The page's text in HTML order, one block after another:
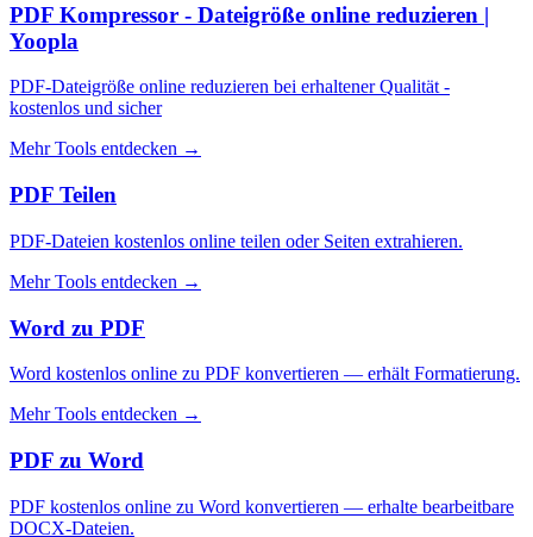
PDF Kompressor - Dateigröße online reduzieren |
Yoopla
PDF-Dateigröße online reduzieren bei erhaltener Qualität -
kostenlos und sicher
Mehr Tools entdecken →
PDF Teilen
PDF-Dateien kostenlos online teilen oder Seiten extrahieren.
Mehr Tools entdecken →
Word zu PDF
Word kostenlos online zu PDF konvertieren — erhält Formatierung.
Mehr Tools entdecken →
PDF zu Word
PDF kostenlos online zu Word konvertieren — erhalte bearbeitbare
DOCX-Dateien.